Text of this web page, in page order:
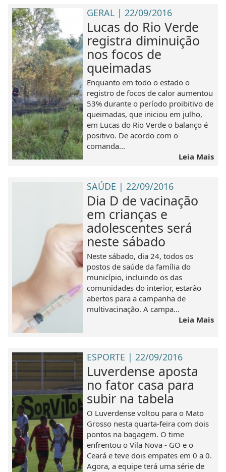
GERAL | 22/09/2016
Lucas do Rio Verde
registra diminuição
nos focos de
queimadas
Enquanto em todo o estado o
registro de focos de calor aumentou
53% durante o período proibitivo de
queimadas, que iniciou em julho,
em Lucas do Rio Verde o balanço é
positivo. De acordo com o
comanda...
Leia Mais
SAÚDE | 22/09/2016
Dia D de vacinação
em crianças e
adolescentes será
neste sábado
Neste sábado, dia 24, todos os
postos de saúde da família do
município, incluindo os das
comunidades do interior, estarão
abertos para a campanha de
multivacinação. A campa...
Leia Mais
ESPORTE | 22/09/2016
Luverdense aposta
no fator casa para
subir na tabela
O Luverdense voltou para o Mato
Grosso nesta quarta-feira com dois
pontos na bagagem. O time
enfrentou o Vila Nova - GO e o
Ceará e teve dois empates em 0 a 0.
Agora, a equipe terá uma série de